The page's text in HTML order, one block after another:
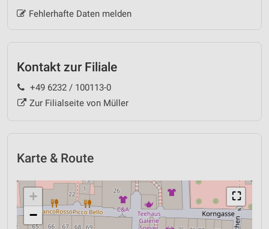
Fehlerhafte Daten melden
Kontakt zur Filiale
+49 6232 / 100113-0
Zur Filialseite von Müller
Karte & Route
⛶
+
−